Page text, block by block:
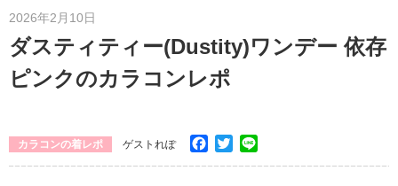
2026年2月10日
ダスティティー(Dustity)ワンデー 依存
ピンクのカラコンレポ
カラコンの着レポ ゲストれぽ Facebook
Twitter